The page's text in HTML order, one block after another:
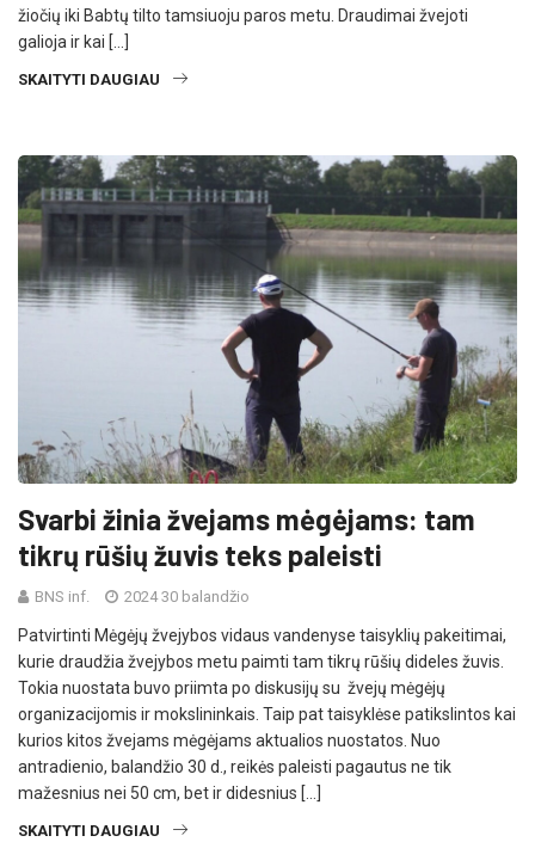
žiočių iki Babtų tilto tamsiuoju paros metu. Draudimai žvejoti
galioja ir kai […]
SKAITYTI DAUGIAU
Svarbi žinia žvejams mėgėjams: tam
tikrų rūšių žuvis teks paleisti
BNS inf. 2024 30 balandžio
Patvirtinti Mėgėjų žvejybos vidaus vandenyse taisyklių pakeitimai,
kurie draudžia žvejybos metu paimti tam tikrų rūšių dideles žuvis.
Tokia nuostata buvo priimta po diskusijų su žvejų mėgėjų
organizacijomis ir mokslininkais. Taip pat taisyklėse patikslintos kai
kurios kitos žvejams mėgėjams aktualios nuostatos. Nuo
antradienio, balandžio 30 d., reikės paleisti pagautus ne tik
mažesnius nei 50 cm, bet ir didesnius […]
SKAITYTI DAUGIAU